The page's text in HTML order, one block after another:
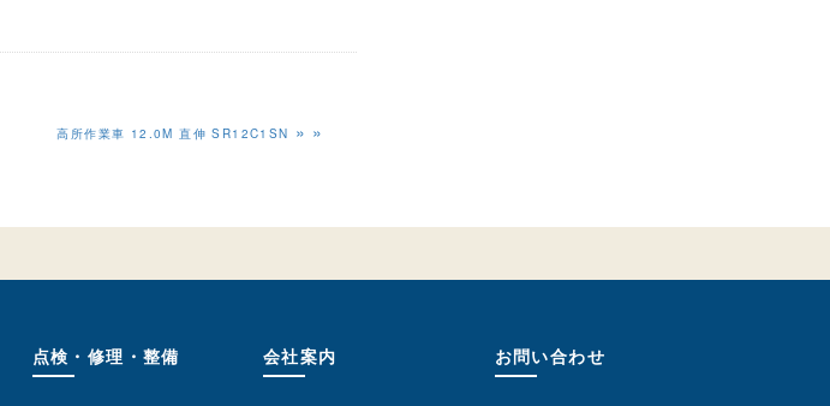
高所作業車 12.0M 直伸 SR12C1SN »
点検・修理・整備 会社案内 お問い合わせ